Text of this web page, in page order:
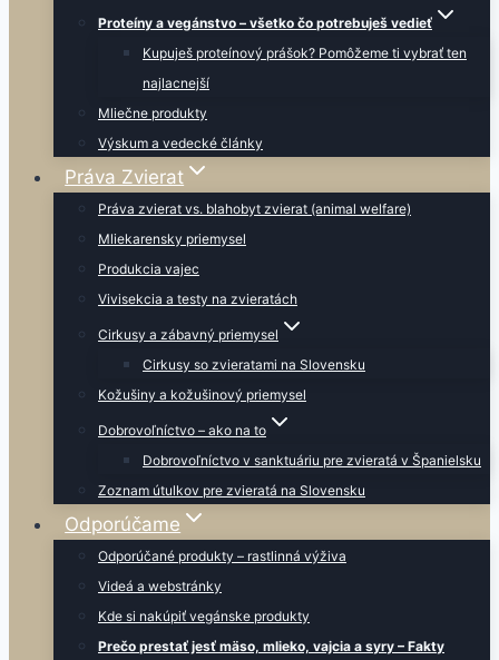
Proteíny a vegánstvo – všetko čo potrebuješ vedieť
Kupuješ proteínový prášok? Pomôžeme ti vybrať ten
najlacnejší
Mliečne produkty
Výskum a vedecké články
Práva Zvierat
Práva zvierat vs. blahobyt zvierat (animal welfare)
Mliekarensky priemysel
Produkcia vajec
Vivisekcia a testy na zvieratách
Cirkusy a zábavný priemysel
Cirkusy so zvieratami na Slovensku
Kožušiny a kožušinový priemysel
Dobrovoľníctvo – ako na to
Dobrovoľníctvo v sanktuáriu pre zvieratá v Španielsku
Zoznam útulkov pre zvieratá na Slovensku
Odporúčame
Odporúčané produkty – rastlinná výživa
Videá a webstránky
Kde si nakúpiť vegánske produkty
Prečo prestať jesť mäso, mlieko, vajcia a syry – Fakty